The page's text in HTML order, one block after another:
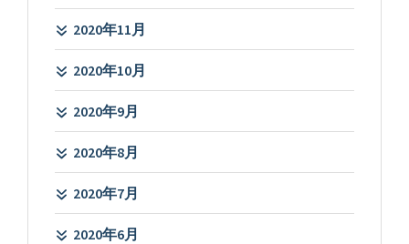
2020年11月
2020年10月
2020年9月
2020年8月
2020年7月
2020年6月